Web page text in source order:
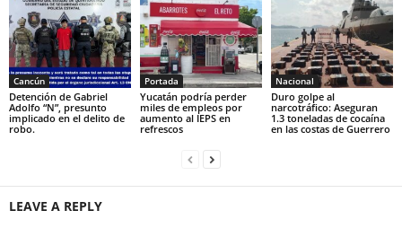
Cancún
Detención de Gabriel
Adolfo “N”, presunto
implicado en el delito de
robo.
Portada
Yucatán podría perder
miles de empleos por
aumento al IEPS en
refrescos
Nacional
Duro golpe al
narcotráfico: Aseguran
1.3 toneladas de cocaína
en las costas de Guerrero
LEAVE A REPLY